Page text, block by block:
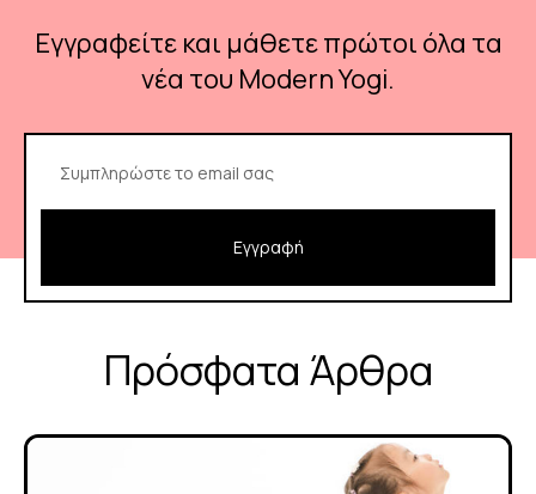
Εγγραφείτε και μάθετε πρώτοι όλα τα
νέα του Modern Yogi​.
Εγγραφή
Πρόσφατα Άρθρα